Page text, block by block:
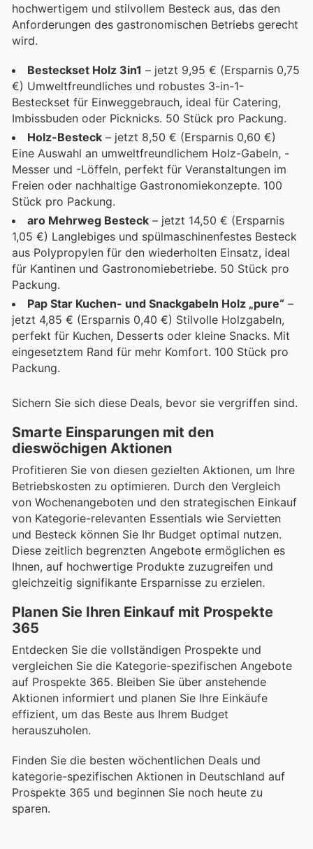
hochwertigem und stilvollem Besteck aus, das den
Anforderungen des gastronomischen Betriebs gerecht
wird.
Besteckset Holz 3in1 – jetzt 9,95 € (Ersparnis 0,75
€) Umweltfreundliches und robustes 3-in-1-
Besteckset für Einweggebrauch, ideal für Catering,
Imbissbuden oder Picknicks. 50 Stück pro Packung.
Holz-Besteck – jetzt 8,50 € (Ersparnis 0,60 €)
Eine Auswahl an umweltfreundlichem Holz-Gabeln, -
Messer und -Löffeln, perfekt für Veranstaltungen im
Freien oder nachhaltige Gastronomiekonzepte. 100
Stück pro Packung.
aro Mehrweg Besteck – jetzt 14,50 € (Ersparnis
1,05 €) Langlebiges und spülmaschinenfestes Besteck
aus Polypropylen für den wiederholten Einsatz, ideal
für Kantinen und Gastronomiebetriebe. 50 Stück pro
Packung.
Pap Star Kuchen- und Snackgabeln Holz „pure“ –
jetzt 4,85 € (Ersparnis 0,40 €) Stilvolle Holzgabeln,
perfekt für Kuchen, Desserts oder kleine Snacks. Mit
eingesetztem Rand für mehr Komfort. 100 Stück pro
Packung.
Sichern Sie sich diese Deals, bevor sie vergriffen sind.
Smarte Einsparungen mit den
dieswöchigen Aktionen
Profitieren Sie von diesen gezielten Aktionen, um Ihre
Betriebskosten zu optimieren. Durch den Vergleich
von Wochenangeboten und den strategischen Einkauf
von Kategorie-relevanten Essentials wie Servietten
und Besteck können Sie Ihr Budget optimal nutzen.
Diese zeitlich begrenzten Angebote ermöglichen es
Ihnen, auf hochwertige Produkte zuzugreifen und
gleichzeitig signifikante Ersparnisse zu erzielen.
Planen Sie Ihren Einkauf mit Prospekte
365
Entdecken Sie die vollständigen Prospekte und
vergleichen Sie die Kategorie-spezifischen Angebote
auf Prospekte 365. Bleiben Sie über anstehende
Aktionen informiert und planen Sie Ihre Einkäufe
effizient, um das Beste aus Ihrem Budget
herauszuholen.
Finden Sie die besten wöchentlichen Deals und
kategorie-spezifischen Aktionen in Deutschland auf
Prospekte 365 und beginnen Sie noch heute zu
sparen.